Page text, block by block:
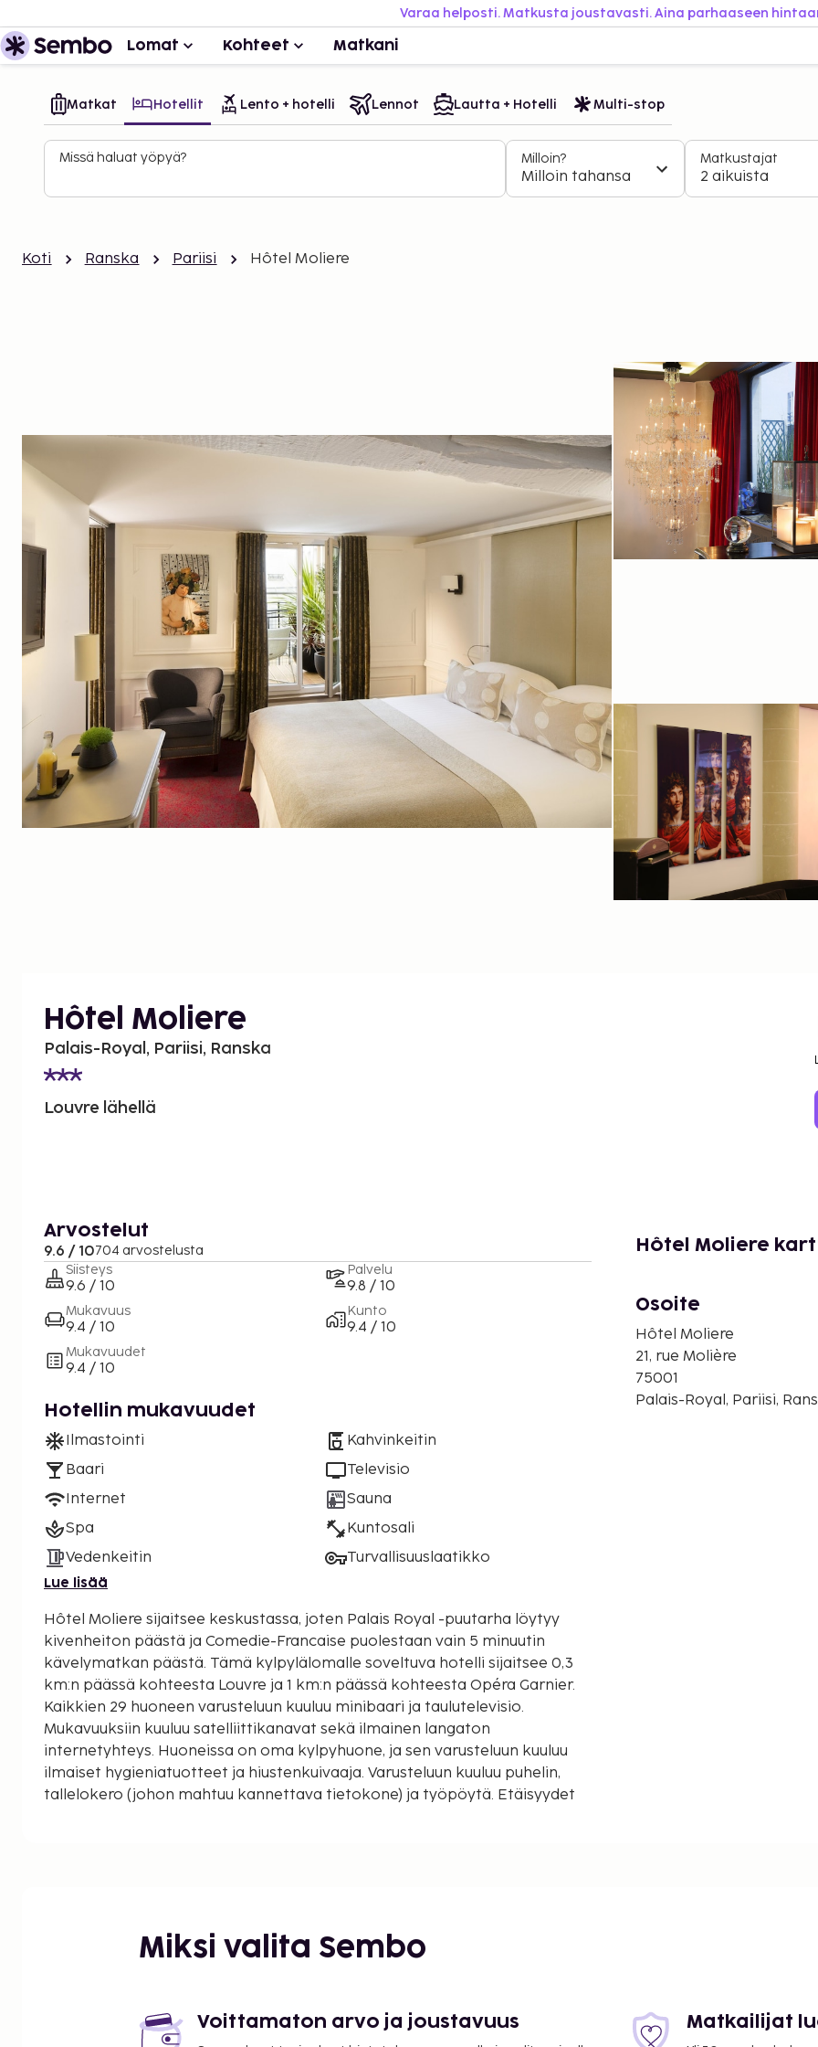
Varaa helposti. Matkusta joustavasti. Aina parhaaseen
Lomat Kohteet Matkani
Matkat Hotellit Lento + hotelli Lennot Lautta + Hotelli Multi-stop
Missä haluat yöpyä? Milloin?
Milloin tahansa
Matkustajat
2 aikuista
Koti Ranska Pariisi Hôtel Moliere
Hôtel Moliere
Palais-Royal, Pariisi, Ranska
Louvre lähellä
Arvostelut
9.6 / 10704 arvostelusta
Siisteys
9.6 / 10
Mukavuus
9.4 / 10
Mukavuudet
9.4 / 10
Palvelu
9.8 / 10
Kunto
9.4 / 10
Hotellin mukavuudet
Ilmastointi
Baari
Internet
Spa
Vedenkeitin
Kahvinkeitin
Televisio
Sauna
Kuntosali
Turvallisuuslaatikko
Lue lisää
Hôtel Moliere sijaitsee keskustassa, joten Palais Royal -puutarha löytyy
kivenheiton päästä ja Comedie-Francaise puolestaan vain 5 minuutin
kävelymatkan päästä. Tämä kylpylälomalle soveltuva hotelli sijaitsee 0,3
km:n päässä kohteesta Louvre ja 1 km:n päässä kohteesta Opéra Garnier.
Kaikkien 29 huoneen varusteluun kuuluu minibaari ja taulutelevisio.
Mukavuuksiin kuuluu satelliittikanavat sekä ilmainen langaton
internetyhteys. Huoneissa on oma kylpyhuone, ja sen varusteluun kuuluu
ilmaiset hygieniatuotteet ja hiustenkuivaaja. Varusteluun kuuluu puhelin,
tallelokero (johon mahtuu kannettava tietokone) ja työpöytä. Etäisyydet
La Carrousel de Louvre (maanalainen ostoskeskus) - 0,4 km / 0,2 mi
Palais Royal -puutarha - 0,4 km / 0,3 mi
Les Halles - 0,8 km / 0,5 mi
Opéra Garnier - 0,9 km / 0,6 mi
Hôtel Moliere
Osoite
Hôtel Moliere
21, rue Molière
75001
Palais-Royal, Pariisi,
Miksi valita Sembo
Voittamaton arvo ja joustavuus Matkailijat